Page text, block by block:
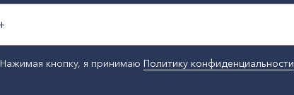
Нажимая кнопку, я принимаюПолитику конфиденциальности